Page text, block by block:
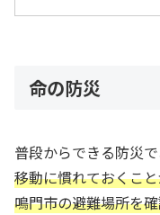
命の防災
普段からできる防災で
移動に慣れておくこ
鳴門市の避難場所を